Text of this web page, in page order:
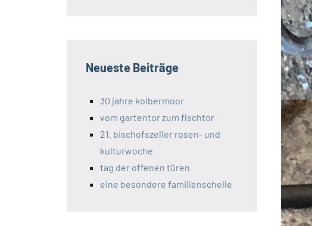
Neueste Beiträge
30 jahre kolbermoor
vom gartentor zum fischtor
21. bischofszeller rosen- und
kulturwoche
tag der offenen türen
eine besondere familienschelle